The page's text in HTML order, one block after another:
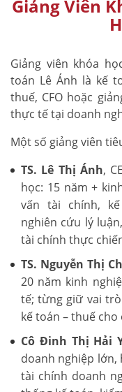
Giảng Viên
Giảng viên khóa
toán Lê Ánh là kế
thuế, CFO hoặc
thực tế tại doanh
Một số giảng viên
TS. Lê Thị Ánh,
học: 15 năm +
vấn tài chính,
nghiên cứu lý
tài chính thực
TS. Nguyễn Thị
20 năm kinh
tế; từng giữ vai
kế toán – thuế
Cô Đinh Thị Hải
doanh nghiệp lớn,
tài chính doanh